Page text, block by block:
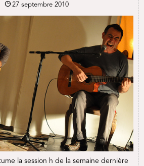
27 septembre 2010
la session h de la semaine dernière